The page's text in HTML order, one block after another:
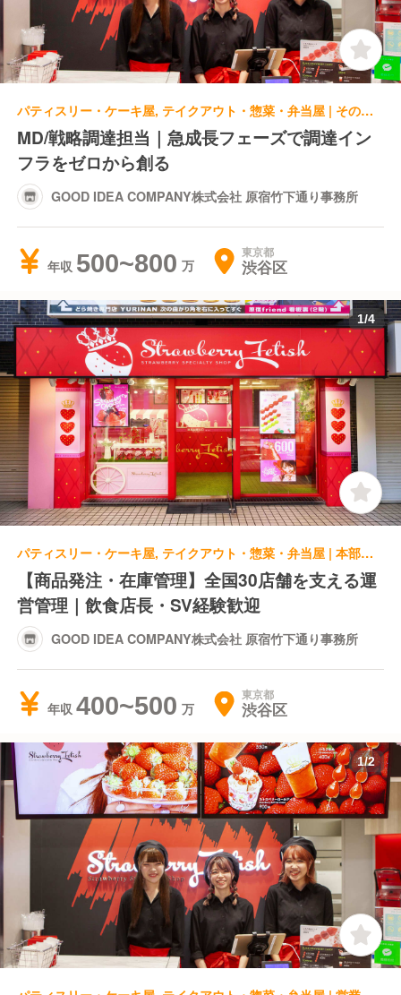
パティスリー・ケーキ屋, テイクアウト・惣菜・弁当屋 | その他(仕事内容) | GOOD IDEA COMPANY株式会社 原宿竹下通り事務所
MD/戦略調達担当｜急成長フェーズで調達イン
フラをゼロから創る
GOOD IDEA COMPANY株式会社 原宿竹下通り事務所
年収 500~800 東京都
渋谷区
1/4
パティスリー・ケーキ屋, テイクアウト・惣菜・弁当屋 | 本部スタッフ | GOOD IDEA COMPANY株式会社 原宿竹下通り事務所
【商品発注・在庫管理】全国30店舗を支える運
営管理｜飲食店長・SV経験歓迎
GOOD IDEA COMPANY株式会社 原宿竹下通り事務所
年収 400~500 東京都
渋谷区
1/2